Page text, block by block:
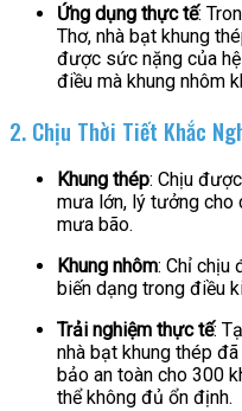
Ứng dụng thực tế:
Thơ, nhà bạt khung
được sức nặng của
điều mà khung nhôm
2. Chịu Thời Tiết Khắc
Khung thép: Chịu
mưa lớn, lý tưởng cho
mưa bão.
Khung nhôm: Chỉ chịu
biến dạng trong điều
Trải nghiệm thực tế:
nhà bạt khung thép
bảo an toàn cho 300
thể không đủ ổn định.